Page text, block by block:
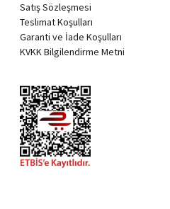
Satış Sözleşmesi
Teslimat Koşulları
Garanti ve İade Koşulları
KVKK Bilgilendirme Metni